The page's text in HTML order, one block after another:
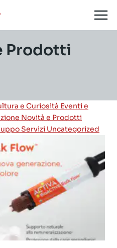
Prodotti
e Curiosità Eventi e
Novità e Prodotti
Servizi Uncategorized